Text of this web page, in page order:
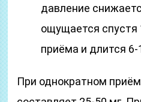
давление
ощущается спустя
приёма и длится 6-
При однократном